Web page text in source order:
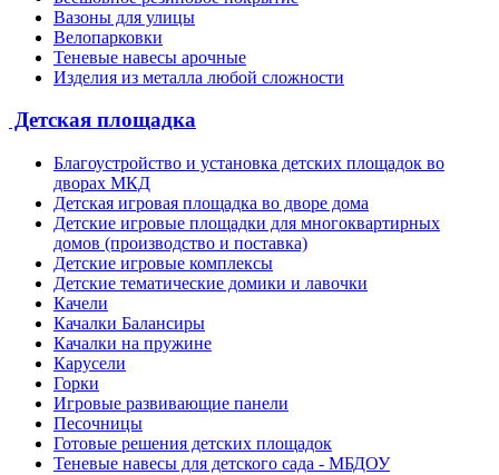
Вазоны для улицы
Велопарковки
Теневые навесы арочные
Изделия из металла любой сложности
Детская площадка
Благоустройство и установка детских площадок во
дворах МКД
Детская игровая площадка во дворе дома
Детские игровые площадки для многоквартирных
домов (производство и поставка)
Детские игровые комплексы
Детские тематические домики и лавочки
Качели
Качалки Балансиры
Качалки на пружине
Карусели
Горки
Игровые развивающие панели
Песочницы
Готовые решения детских площадок
Теневые навесы для детского сада - МБДОУ